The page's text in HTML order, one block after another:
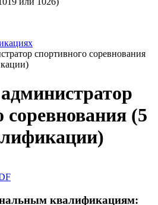
спортивного соревнования
соревнования (5
квалификациям: